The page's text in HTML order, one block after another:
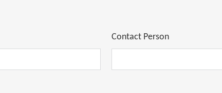
Contact Person